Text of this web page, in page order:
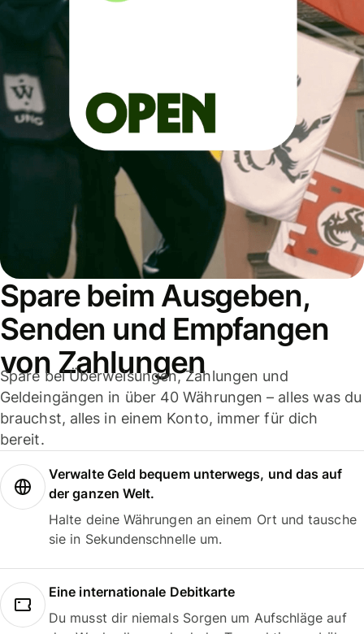
Spare beim Ausgeben,
Senden und Empfangen
von Zahlungen
Spare bei Überweisungen, Zahlungen und
Geldeingängen in über 40 Währungen – alles was du
brauchst, alles in einem Konto, immer für dich
bereit.
Verwalte Geld bequem unterwegs, und das auf
der ganzen Welt.
Halte deine Währungen an einem Ort und tausche
sie in Sekundenschnelle um.
Eine internationale Debitkarte
Du musst dir niemals Sorgen um Aufschläge auf